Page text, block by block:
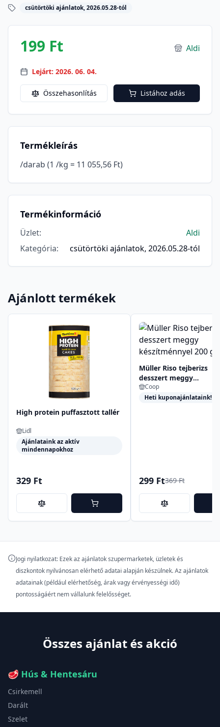
csütörtöki ajánlatok, 2026.05.28-tól
199 Ft Aldi
Lejárt: 2026. 06. 04.
Összehasonlítás Listához adás
Termékleírás
/darab (1 /kg = 11 055,56 Ft)
Termékinformáció
Üzlet:
Aldi
Kategória: csütörtöki ajánlatok, 2026.05.28-tól
Ajánlott termékek
High protein puffasztott tallér
Lidl
Ajánlataink az aktív
mindennapokhoz
329 Ft
Müller Riso tejberizs
desszert meggy
készítménnyel 200 g
Coop
Heti kuponajánlataink!
299 Ft369 Ft
Jogi nyilatkozat: Ezek az ajánlatok szupermarketek, üzletek és
diszkontok nyilvánosan elérhető adatai alapján készülnek. Az ajánlatok
adatainak (például elérhetőség, árak vagy érvényességi idő)
pontosságáért nem vállalunk felelősséget.
Összes ajánlat és akció
🥩 Hús & Hentesáru
Csirkemell
Darált
Szelet